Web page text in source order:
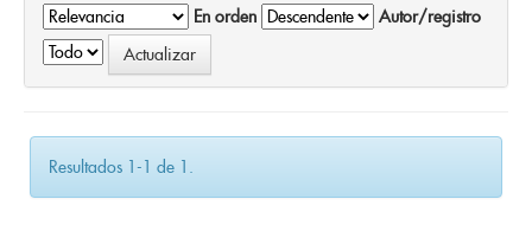
En orden
Autor/registro
Resultados 1-1 de 1.